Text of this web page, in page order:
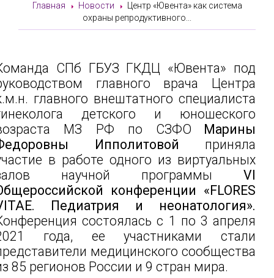
Главная Новости
Центр «Ювента» как система
охраны репродуктивного...
СПб ГБУЗ ГКДЦ «Ювента» под
главного врача Центра
главного внештатного специалиста
детского и юношеского
МЗ РФ по СЗФО
Марины
Ипполитовой приняла
в работе одного из виртуальных
научной программы VI
конференции «FLORES
Педиатрия и неонатология».
состоялась с 1 по 3 апреля
года, ее участниками стали
медицинского сообщества
85 регионов России и 9 стран мира.